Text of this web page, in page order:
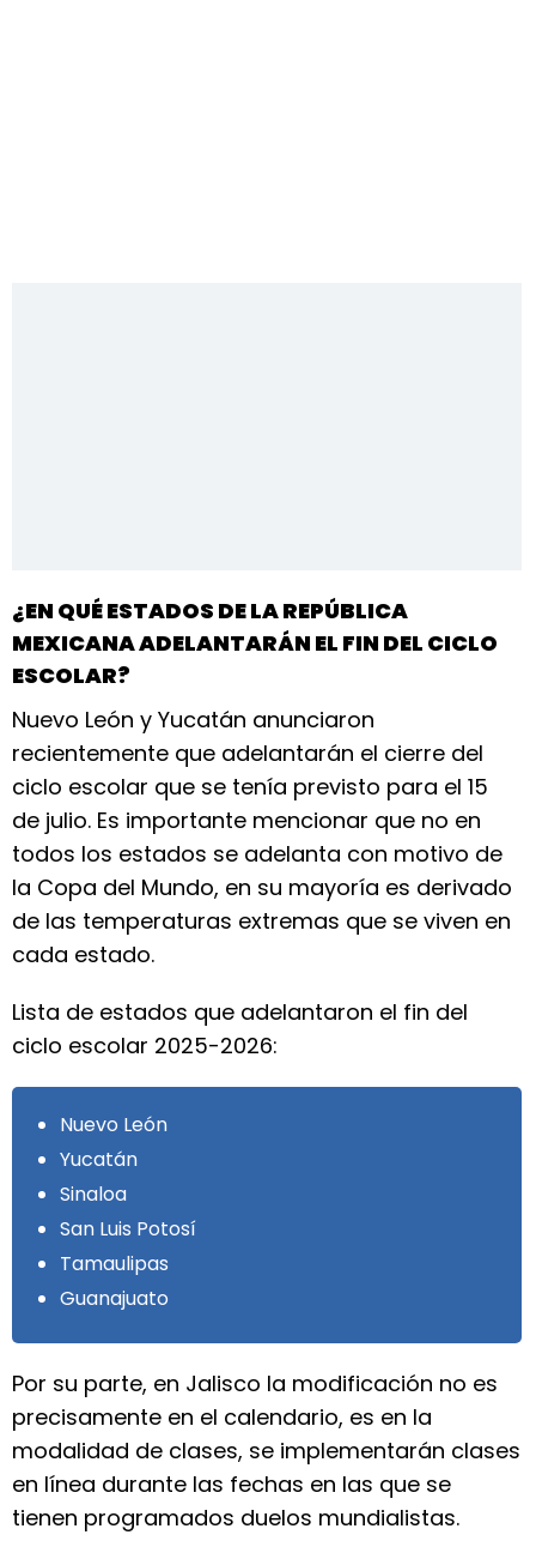
¿EN QUÉ ESTADOS DE LA REPÚBLICA
MEXICANA ADELANTARÁN EL FIN DEL CICLO
ESCOLAR?
Nuevo León y Yucatán anunciaron
recientemente que adelantarán el cierre del
ciclo escolar que se tenía previsto para el 15
de julio. Es importante mencionar que no en
todos los estados se adelanta con motivo de
la Copa del Mundo, en su mayoría es derivado
de las temperaturas extremas que se viven en
cada estado.
Lista de estados que adelantaron el fin del
ciclo escolar 2025-2026:
Nuevo León
Yucatán
Sinaloa
San Luis Potosí
Tamaulipas
Guanajuato
Por su parte, en Jalisco la modificación no es
precisamente en el calendario, es en la
modalidad de clases, se implementarán clases
en línea durante las fechas en las que se
tienen programados duelos mundialistas.